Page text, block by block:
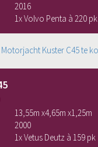
2016
1x Volvo Penta à 220 pk
13,55m x4,65m x1,25m
2000
1x Vetus Deutz à 159 pk